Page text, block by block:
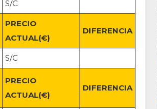
S/C
PRECIO
ACTUAL(€)
DIFERENCIA
S/C
PRECIO
ACTUAL(€)
DIFERENCIA